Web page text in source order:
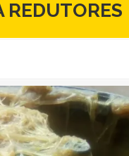
REDUTORES